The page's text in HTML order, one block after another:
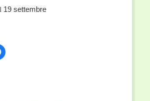
19 settembre
Click
to